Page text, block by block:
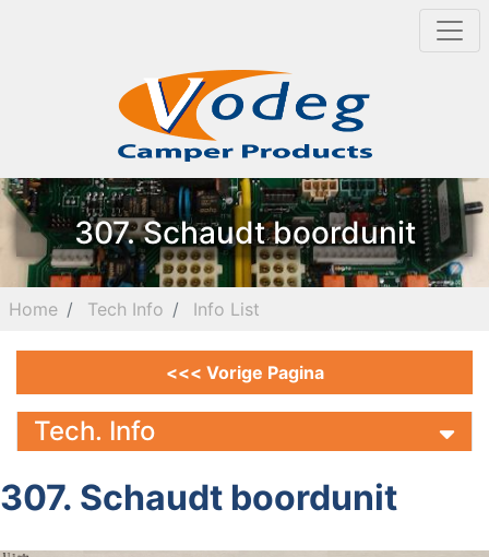
307. Schaudt boordunit
Home Tech Info Info List
<<< Vorige Pagina
Tech. Info
307. Schaudt boordunit